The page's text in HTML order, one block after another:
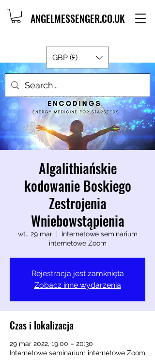
ANGELMESSENGER.CO.UK
GBP (£)
Algalithiańskie
kodowanie Boskiego
Zestrojenia
Wniebowstąpienia
wt., 29 mar
  |
Internetowe seminarium
internetowe Zoom
Rejestracja jest zamknięta
Zobacz inne wydarzenia
Czas i lokalizacja
29 mar 2022, 19:00 – 20:30
Internetowe seminarium internetowe Zoom